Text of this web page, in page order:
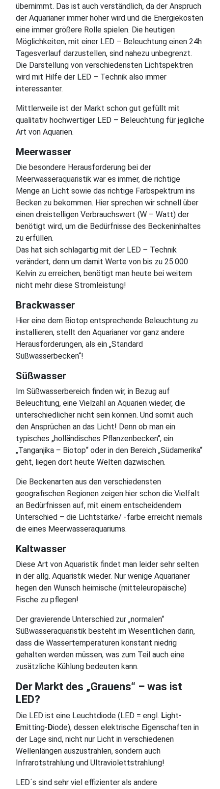
übernimmt. Das ist auch verständlich, da der Anspruch
der Aquarianer immer höher wird und die Energiekosten
eine immer größere Rolle spielen. Die heutigen
Möglichkeiten, mit einer LED – Beleuchtung einen 24h
Tagesverlauf darzustellen, sind nahezu unbegrenzt.
Die Darstellung von verschiedensten Lichtspektren
wird mit Hilfe der LED – Technik also immer
interessanter.
Mittlerweile ist der Markt schon gut gefüllt mit
qualitativ hochwertiger LED – Beleuchtung für jegliche
Art von Aquarien.
Meerwasser
Die besondere Herausforderung bei der
Meerwasseraquaristik war es immer, die richtige
Menge an Licht sowie das richtige Farbspektrum ins
Becken zu bekommen. Hier sprechen wir schnell über
einen dreistelligen Verbrauchswert (W – Watt) der
benötigt wird, um die Bedürfnisse des Beckeninhaltes
zu erfüllen.
Das hat sich schlagartig mit der LED – Technik
verändert, denn um damit Werte von bis zu 25.000
Kelvin zu erreichen, benötigt man heute bei weitem
nicht mehr diese Stromleistung!
Brackwasser
Hier eine dem Biotop entsprechende Beleuchtung zu
installieren, stellt den Aquarianer vor ganz andere
Herausforderungen, als ein „Standard
Süßwasserbecken“!
Süßwasser
Im Süßwasserbereich finden wir, in Bezug auf
Beleuchtung, eine Vielzahl an Aquarien wieder, die
unterschiedlicher nicht sein können. Und somit auch
den Ansprüchen an das Licht! Denn ob man ein
typisches „holländisches Pflanzenbecken“, ein
„Tanganjika – Biotop“ oder in den Bereich „Südamerika“
geht, liegen dort heute Welten dazwischen.
Die Beckenarten aus den verschiedensten
geografischen Regionen zeigen hier schon die Vielfalt
an Bedürfnissen auf, mit einem entscheidendem
Unterschied – die Lichtstärke/ -farbe erreicht niemals
die eines Meerwasseraquariums.
Kaltwasser
Diese Art von Aquaristik findet man leider sehr selten
in der allg. Aquaristik wieder. Nur wenige Aquarianer
hegen den Wunsch heimische (mitteleuropäische)
Fische zu pflegen!
Der gravierende Unterschied zur „normalen“
Süßwasseraquaristik besteht im Wesentlichen darin,
dass die Wassertemperaturen konstant niedrig
gehalten werden müssen, was zum Teil auch eine
zusätzliche Kühlung bedeuten kann.
Der Markt des „Grauens“ – was ist
LED?
Die LED ist eine Leuchtdiode (LED = engl. Light-
Emitting- Diode), dessen elektrische Eigenschaften in
der Lage sind, nicht nur Licht in verschiedenen
Wellenlängen auszustrahlen, sondern auch
Infrarotstrahlung und Ultraviolettstrahlung!
LED´s sind sehr viel effizienter als andere